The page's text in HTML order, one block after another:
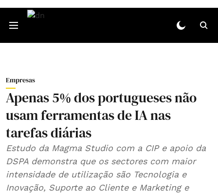
Empresas
Apenas 5% dos portugueses não
usam ferramentas de IA nas
tarefas diárias
Estudo da Magma Studio com a CIP e apoio da
DSPA demonstra que os sectores com maior
intensidade de utilização são Tecnologia e
Inovação, Suporte ao Cliente e Marketing e